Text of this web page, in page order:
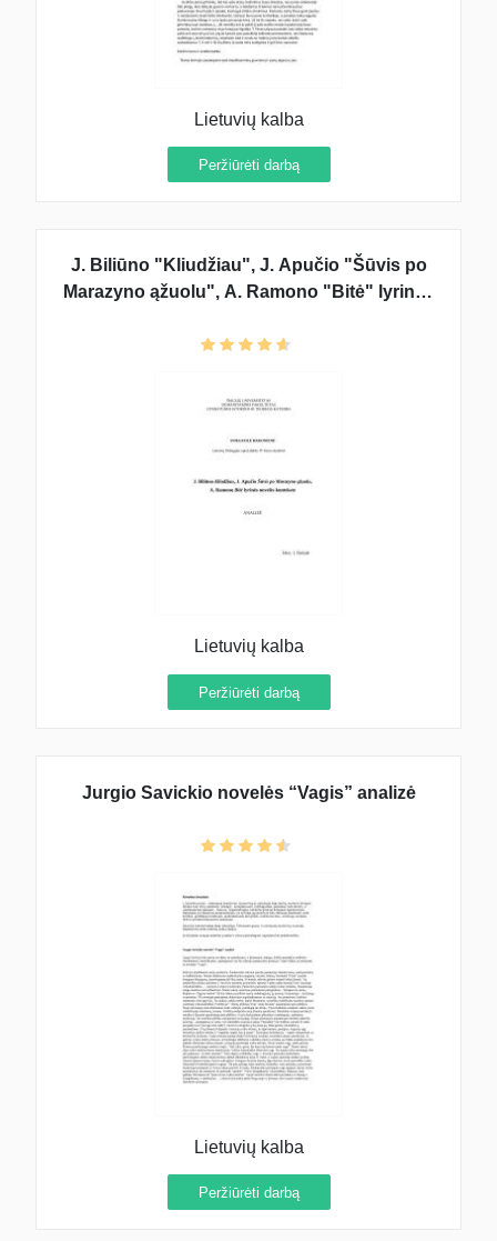
Lietuvių kalba
Peržiūrėti darbą
J. Biliūno "Kliudžiau", J. Apučio "Šūvis po
Marazyno ąžuolu", A. Ramono "Bitė" lyrinės
Lietuvių kalba
Peržiūrėti darbą
Jurgio Savickio novelės “Vagis” analizė
Lietuvių kalba
Peržiūrėti darbą